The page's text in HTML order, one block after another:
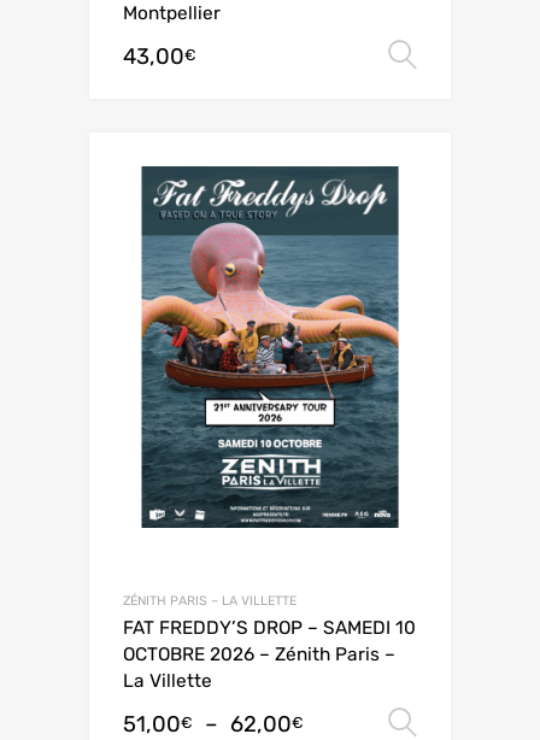
Montpellier
43,00€
ZÉNITH PARIS – LA VILLETTE
FAT FREDDY’S DROP – SAMEDI 10
OCTOBRE 2026 – Zénith Paris –
La Villette
51,00€ – 62,00€